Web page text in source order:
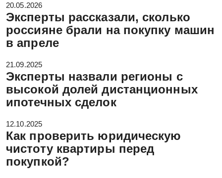
20.05.2026
Эксперты рассказали, сколько
россияне брали на покупку машин
в апреле
21.09.2025
Эксперты назвали регионы с
высокой долей дистанционных
ипотечных сделок
12.10.2025
Как проверить юридическую
чистоту квартиры перед
покупкой?